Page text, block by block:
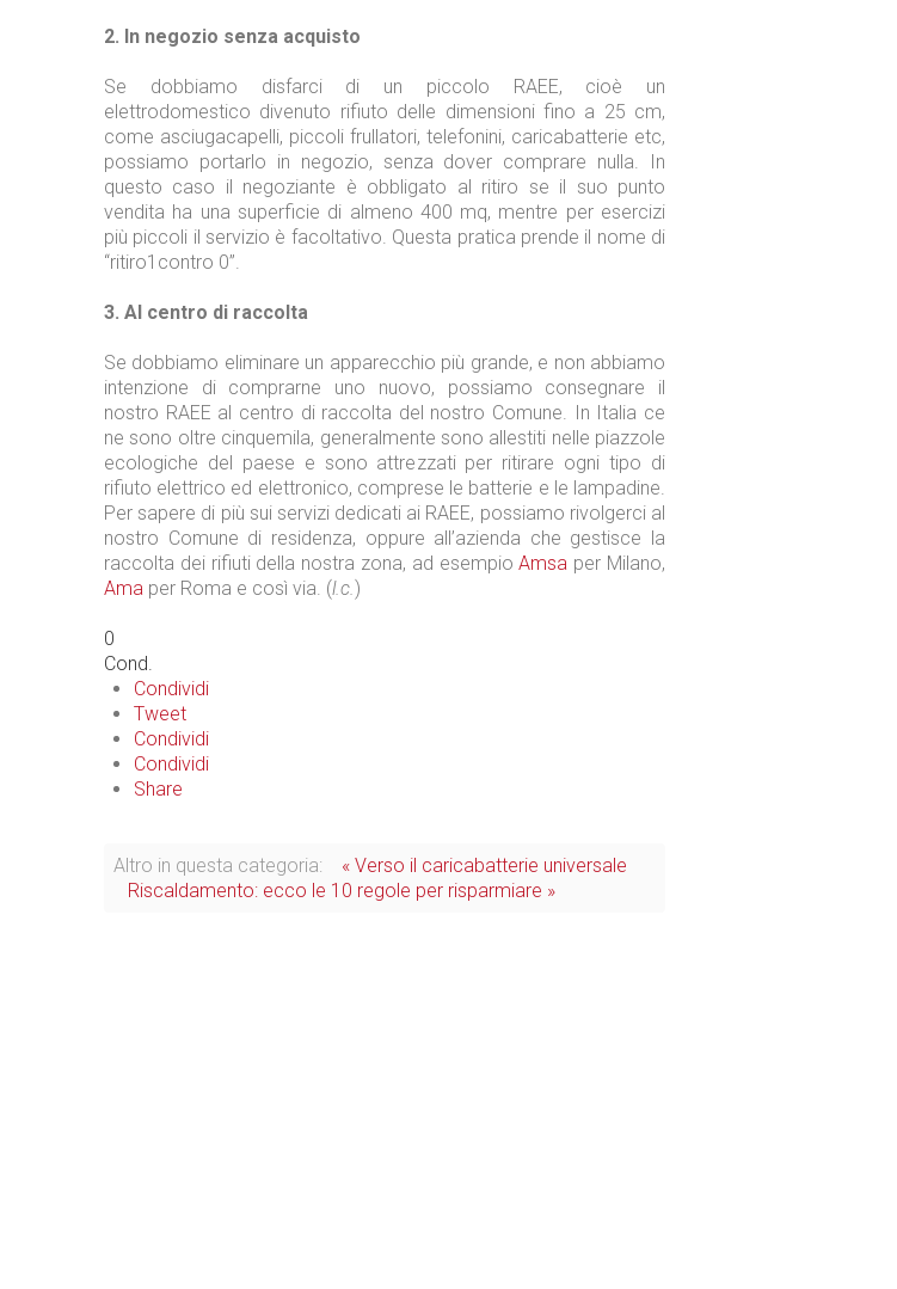
2. In negozio senza acquisto
Se dobbiamo disfarci di un piccolo RAEE, cioè un
elettrodomestico divenuto rifiuto delle dimensioni fino a 25 cm,
come asciugacapelli, piccoli frullatori, telefonini, caricabatterie etc,
possiamo portarlo in negozio, senza dover comprare nulla. In
questo caso il negoziante è obbligato al ritiro se il suo punto
vendita ha una superficie di almeno 400 mq, mentre per esercizi
più piccoli il servizio è facoltativo. Questa pratica prende il nome di
“ritiro1contro 0”.
3. Al centro di raccolta
Se dobbiamo eliminare un apparecchio più grande, e non abbiamo
intenzione di comprarne uno nuovo, possiamo consegnare il
nostro RAEE al centro di raccolta del nostro Comune. In Italia ce
ne sono oltre cinquemila, generalmente sono allestiti nelle piazzole
ecologiche del paese e sono attrezzati per ritirare ogni tipo di
rifiuto elettrico ed elettronico, comprese le batterie e le lampadine.
Per sapere di più sui servizi dedicati ai RAEE, possiamo rivolgerci al
nostro Comune di residenza, oppure all’azienda che gestisce la
raccolta dei rifiuti della nostra zona, ad esempioAmsa per Milano,
Ama per Roma e così via. (l.c.)
0
Cond.
Condividi
Tweet
Condividi
Condividi
Share
Altro in questa categoria:
« Verso il caricabatterie universale
Riscaldamento: ecco le 10 regole per risparmiare »